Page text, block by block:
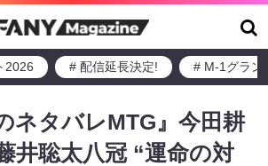
2026 # 配信延長決定! # M-1グラン
ネタバレMTG』今田耕
井聡太八冠 “運命の対